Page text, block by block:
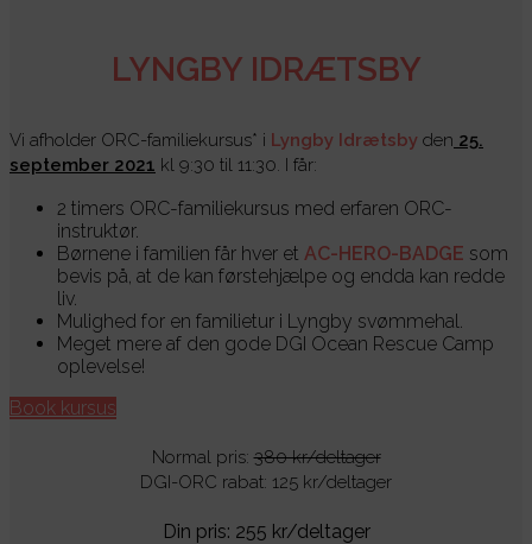
LYNGBY IDRÆTSBY
Vi afholder ORC-familiekursus* i Lyngby Idrætsby den 25.
september 2021 kl 9:30 til 11:30. I får:
2 timers ORC-familiekursus med erfaren ORC-
instruktør.
Børnene i familien får hver et AC-HERO-BADGE som
bevis på, at de kan førstehjælpe og endda kan redde
liv.
Mulighed for en familietur i Lyngby svømmehal.
Meget mere af den gode DGI Ocean Rescue Camp
oplevelse!
Book kursus
Normal pris:380 kr/deltager
DGI-ORC rabat: 125 kr/deltager
Din pris: 255 kr/deltager